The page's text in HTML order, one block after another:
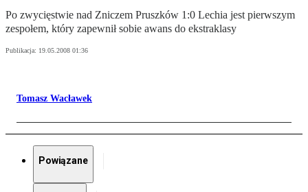
Po zwycięstwie nad Zniczem Pruszków 1:0 Lechia jest pierwszym
zespołem, który zapewnił sobie awans do ekstraklasy
Publikacja: 19.05.2008 01:36
Tomasz Wacławek
Powiązane